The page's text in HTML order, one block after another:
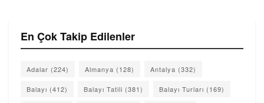
En Çok Takip Edilenler
Adalar (224) Almanya (128) Antalya (332)
Balayı (412) Balayı Tatili (381) Balayı Turları (169)